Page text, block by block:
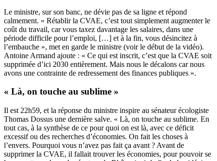
Le ministre, sur son banc, ne dévie pas de sa ligne et répond
calmement. « Rétablir la CVAE, c’est tout simplement augmenter le
coût du travail, car vous taxez davantage les salaires, dans une
période difficile pour l’emploi, […] et à la fin, vous désincitez à
l’embauche », met en garde le ministre (voir le début de la vidéo).
Antoine Armand ajoute : « Ce qui est inscrit, c’est que la CVAE soit
supprimée d’ici 2030 entièrement. Mais nous le décalons car nous
avons une contrainte de redressement des finances publiques ».
« Là, on touche au sublime »
Il est 22h59, et la réponse du ministre inspire au sénateur écologiste
Thomas Dossus une dernière salve. « Là, on touche au sublime. En
tout cas, à la synthèse de ce pour quoi on est là, avec ce déficit
excessif ou des recherches d’économies. On fait les choses à
l’envers. Pourquoi vous n’avez pas fait ça avant ? Avant de
supprimer la CVAE, il fallait trouver les économies, pour pouvoir se